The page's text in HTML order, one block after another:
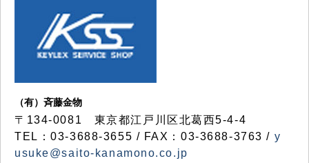
（有）斉藤金物
〒134-0081 東京都江戸川区北葛西5-4-4
TEL：03-3688-3655 / FAX：03-3688-3763 / y
usuke@saito-kanamono.co.jp